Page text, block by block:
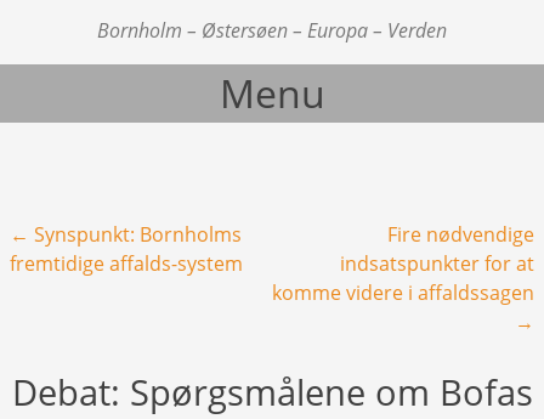
Bornholm – Østersøen – Europa – Verden
Menu
Post navigation
← Synspunkt: Bornholms
fremtidige affalds-system
Fire nødvendige
indsatspunkter for at
komme videre i affaldssagen
→
Debat: Spørgsmålene om Bofas